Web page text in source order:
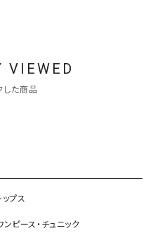
VIEWED
した商品
ップス
ンピース・チュニック